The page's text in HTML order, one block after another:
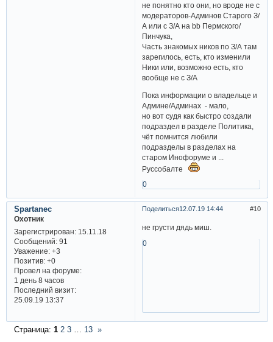
не понятно кто они, но вроде не с
модераторов-Админов Старого З/
А или с З/А на bb Пермского/
Пинчука,
Часть знакомых ников по З/А там
зарегилось, есть, кто изменили
Ники или, возможно есть, кто
вообще не с З/А
Пока информации о владельце и
Админе/Админах - мало,
но вот судя как быстро создали
подраздел в разделе Политика,
чёт помнится любили
подразделы в разделах на
старом Инофоруме и ...
Руссобалте
0
Поделиться 10
12.07.19 14:44
Spartanec
Охотник
Зарегистрирован: 15.11.18
Сообщений:91
Уважение: +3
Позитив: +0
Провел на форуме:
1 день 8 часов
Последний визит:
25.09.19 13:37
не грусти дядь миш.
0
Страница: 1 2 3 … 13 »